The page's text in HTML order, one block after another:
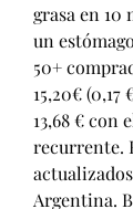
grasa en
un
50+
15,20€
13,68 € con
recurrente.
Argentina.